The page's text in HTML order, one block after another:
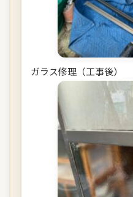
ガラス修理（工事後）